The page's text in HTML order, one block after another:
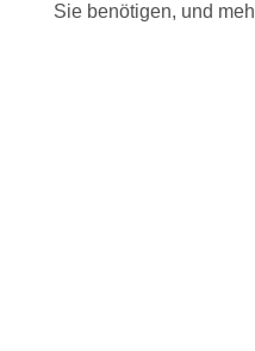
Sie benötigen, und